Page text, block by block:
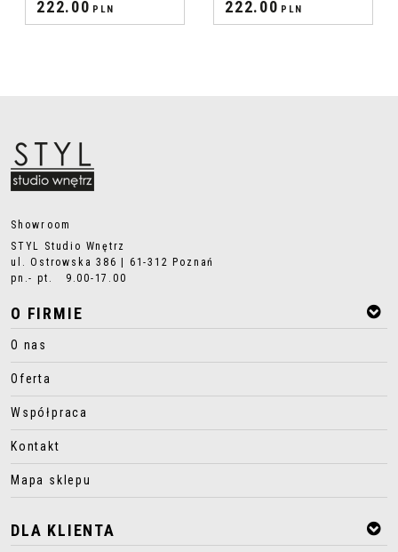
222.00 PLN 222.00 PLN
Showroom
STYL Studio Wnętrz
ul. Ostrowska 386 | 61-312 Poznań
pn.- pt. 9.00-17.00
O FIRMIE
O nas
Oferta
Współpraca
Kontakt
Mapa sklepu
DLA KLIENTA